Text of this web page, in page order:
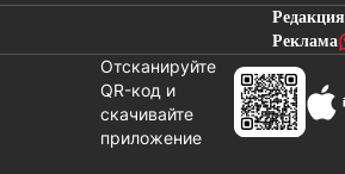
Редакция
Реклама
Отсканируйте
QR-код и
скачивайте
приложениеновостей